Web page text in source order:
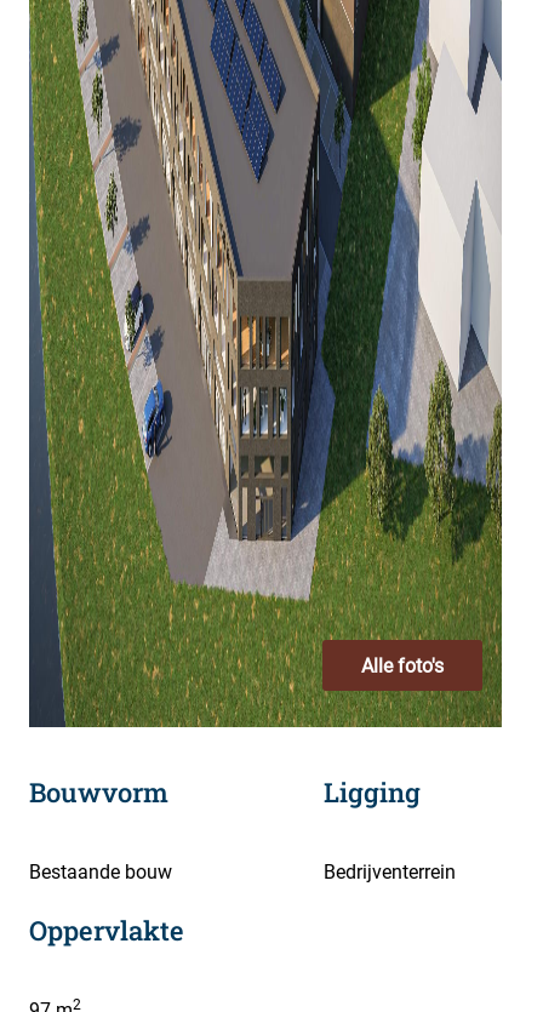
Alle foto's
Bouwvorm
Bestaande bouw
Ligging
Bedrijventerrein
Oppervlakte
2